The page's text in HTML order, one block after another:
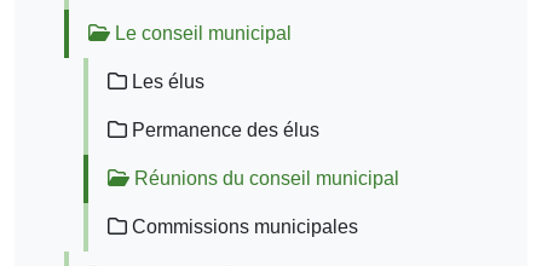
Le conseil municipal
Les élus
Permanence des élus
Réunions du conseil municipal
Commissions municipales